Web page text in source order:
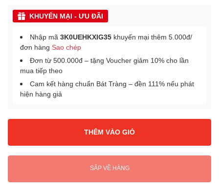
KHUYẾN MẠI - ƯU ĐÃI
Nhập mã 3K0UEHKXIG35 khuyến mại thêm 5.000đ/
đơn hàng Sao chép
Đơn từ 500.000đ – tặng Voucher giảm 10% cho lần
mua tiếp theo
Cam kết hàng chuẩn Bát Tràng – đền 111% nếu phát
hiện hàng giả
THÊM VÀO GIỎ
SẮP VỀ HÀNG